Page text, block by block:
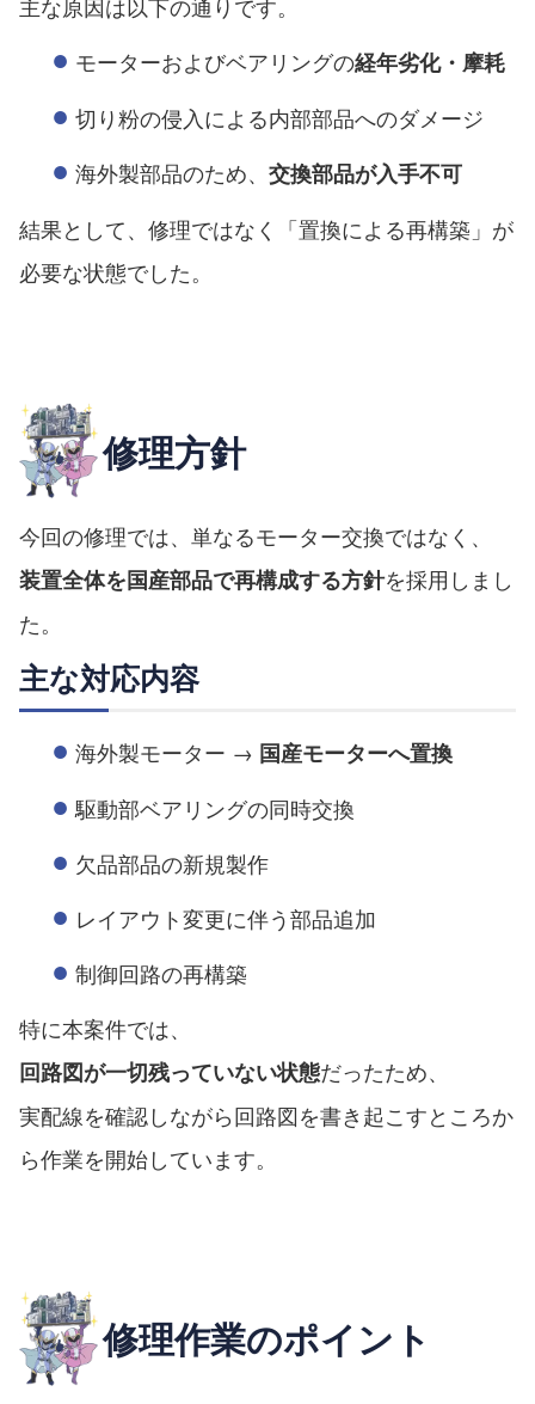
モーターおよびベアリングの経年劣化・摩耗
切り粉の侵入による内部部品へのダメージ
海外製部品のため、 交換部品が入手不可
結果として、修理ではなく「置換による再構築」が
必要な状態でした。
修理方針
今回の修理では、単なるモーター交換ではなく、
装置全体を国産部品で再構成する方針を採用しまし
た。
主な対応内容
海外製モーター → 国産モーターへ置換
駆動部ベアリングの同時交換
欠品部品の新規製作
レイアウト変更に伴う部品追加
制御回路の再構築
特に本案件では、
回路図が一切残っていない状態だったため、
実配線を確認しながら回路図を書き起こすところか
ら作業を開始しています。
修理作業のポイント